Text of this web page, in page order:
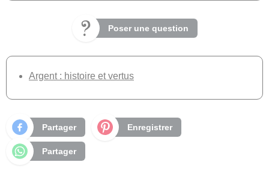
Poser une question
Argent : histoire et vertus
Partager Enregistrer
Partager